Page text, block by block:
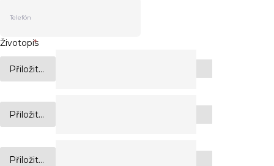
Životopis
*
Přiložit...
Přiložit...
Přiložit...